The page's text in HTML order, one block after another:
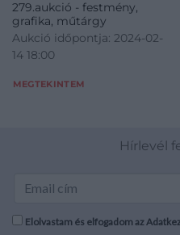
279.aukció - festmény,
grafika, műtárgy
Aukció időpontja: 2024-02-
14 18:00
MEGTEKINTEM
Hírlevél
Elolvastam és elfogadom az